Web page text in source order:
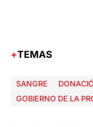
TEMAS
SANGRE
GOBIERNO DE LA